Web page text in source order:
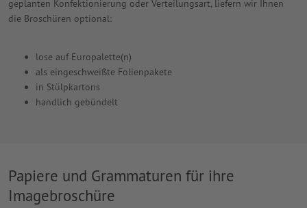
geplanten Konfektionierung oder Verteilungsart, liefern wir Ihnen
die Broschüren optional:
lose auf Europalette(n)
als eingeschweißte Folienpakete
in Stülpkartons
handlich gebündelt
Papiere und Grammaturen für ihre
Imagebroschüre